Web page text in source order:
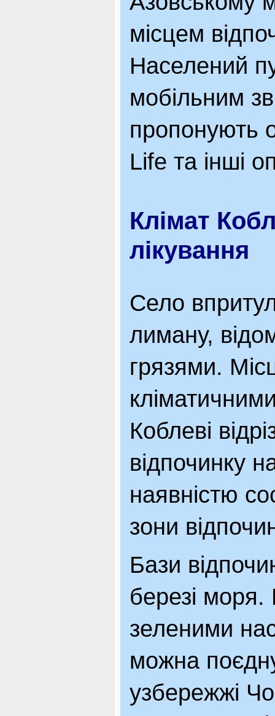
місцем
Населений
мобільним
пропонують
Life та інші
Клімат
лікування
Село
лиману,
грязями.
Коблеві
відпочинку
наявністю
зони
Бази
березі моря.
зеленими
можна
узбережжі